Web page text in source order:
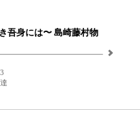
吾身には〜 島崎藤村物